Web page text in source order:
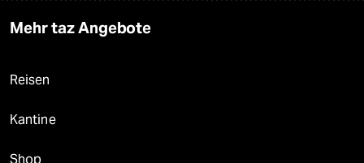
Mehr taz Angebote
Reisen
Kantine
Shop